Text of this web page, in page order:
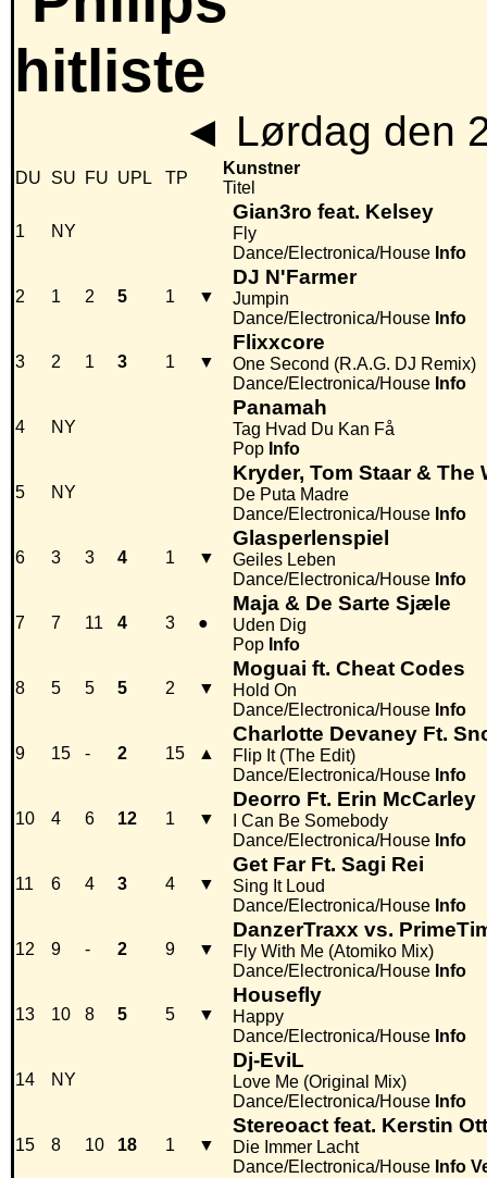
◄ Lørdag den
DU SU FU UPL TP
Kunstner
Titel
1 NY
Gian3ro feat. Kelsey
Fly
Dance/Electronica/House Info
2 1 2 5 1 ▼
DJ N'Farmer
Jumpin
Dance/Electronica/House Info
3 2 1 3 1 ▼
Flixxcore
One Second (R.A.G. DJ Remix)
Dance/Electronica/House Info
4 NY
Panamah
Tag Hvad Du Kan Få
Pop Info
5 NY
Kryder, Tom Staar & The
De Puta Madre
Dance/Electronica/House Info
6 3 3 4 1 ▼
Glasperlenspiel
Geiles Leben
Dance/Electronica/House Info
7 7 11 4 3 ●
Maja & De Sarte Sjæle
Uden Dig
Pop Info
8 5 5 5 2 ▼
Moguai ft. Cheat Codes
Hold On
Dance/Electronica/House Info
9 15 - 2 15 ▲
Charlotte Devaney Ft.
Flip It (The Edit)
Dance/Electronica/House Info
10 4 6 12 1 ▼
Deorro Ft. Erin McCarley
I Can Be Somebody
Dance/Electronica/House Info
11 6 4 3 4 ▼
Get Far Ft. Sagi Rei
Sing It Loud
Dance/Electronica/House Info
12 9 - 2 9 ▼
DanzerTraxx vs.
Fly With Me (Atomiko Mix)
Dance/Electronica/House Info
13 10 8 5 5 ▼
Housefly
Happy
Dance/Electronica/House Info
14 NY
Dj-EviL
Love Me (Original Mix)
Dance/Electronica/House Info
15 8 10 18 1 ▼
Stereoact feat. Kerstin Ott
Die Immer Lacht
Dance/Electronica/House Info